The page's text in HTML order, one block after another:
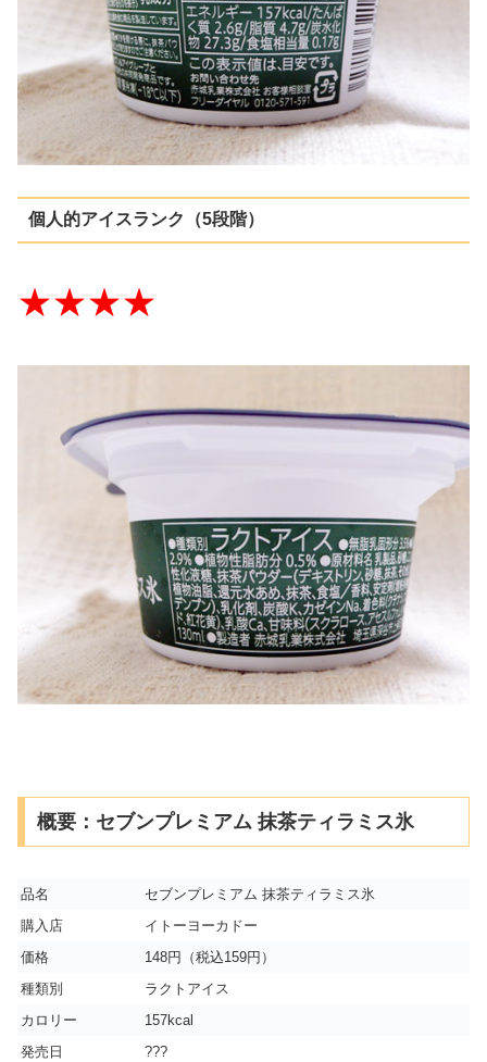
個人的アイスランク（5段階）
★★★★
概要：セブンプレミアム 抹茶ティラミス氷
品名
セブンプレミアム 抹茶ティラミス氷
購入店
イトーヨーカドー
価格
148円（税込159円）
種類別
ラクトアイス
カロリー
157kcal
発売日
???